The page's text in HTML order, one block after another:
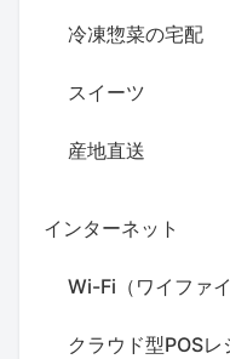
冷凍惣菜の宅配
スイーツ
産地直送
インターネット
Wi-Fi（ワイファイ
クラウド型POSレ